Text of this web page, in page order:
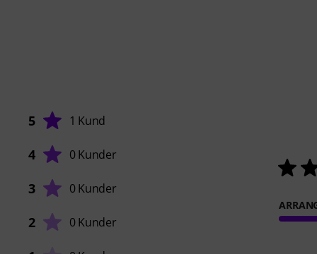
5 1 Kund
4 0 Kunder
3 0 Kunder
2 0 Kunder